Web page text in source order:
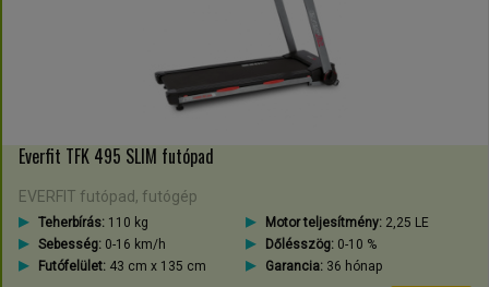
Everfit TFK 495 SLIM futópad
EVERFIT futópad, futógép
Teherbírás: 110 kg Motor teljesítmény:2,25 LE
Sebesség: 0-16 km/h Dőlésszög:0-10 %
Futófelület: 43 cm x 135 cm Garancia:36 hónap